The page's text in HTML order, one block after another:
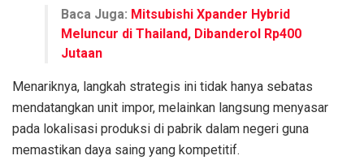
Baca Juga: Mitsubishi Xpander Hybrid
Meluncur di Thailand, Dibanderol Rp400
Jutaan
Menariknya, langkah strategis ini tidak hanya sebatas
mendatangkan unit impor, melainkan langsung menyasar
pada lokalisasi produksi di pabrik dalam negeri guna
memastikan daya saing yang kompetitif.